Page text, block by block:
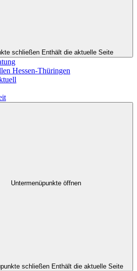
schließen Enthält die aktuelle Seite
Hessen-Thüringen
Untermenüpunkte öffnen
schließen Enthält die aktuelle Seite